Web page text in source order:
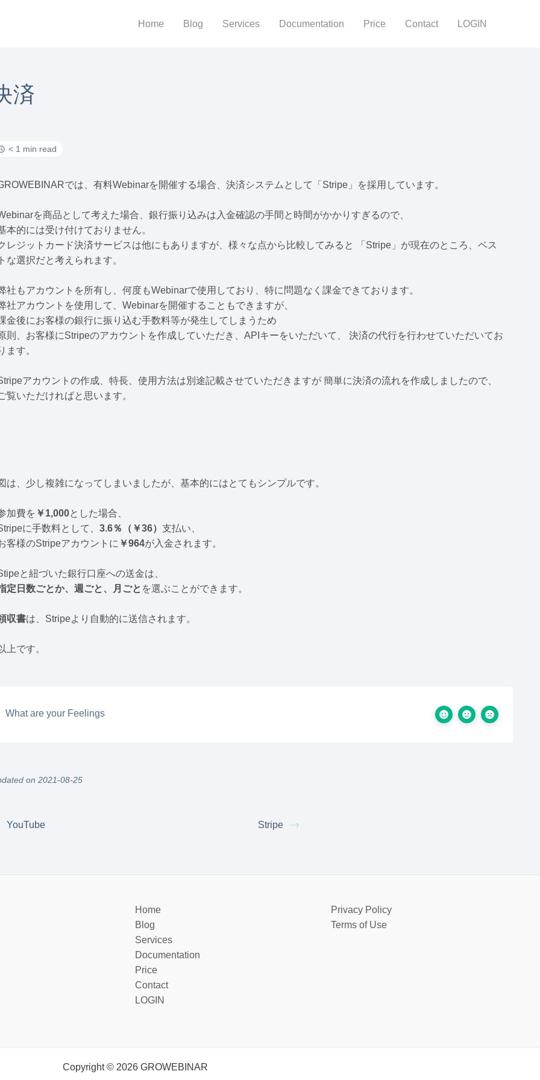
Home Blog Services Documentation Price Contact LOGIN
済
< 1 min read
では、有料Webinarを開催する場合、決済システムとして「Stripe」を採用しています。
を商品として考えた場合、銀行振り込みは入金確認の手間と時間がかかりすぎるので、
本的には受け付けておりません。
レジットカード決済サービスは他にもありますが、様々な点から比較してみると 「Stripe」が現在のところ、ベス
な選択だと考えられます。
社もアカウントを所有し、何度もWebinarで使用しており、特に問題なく課金できております。
社アカウントを使用して、Webinarを開催することもできますが、
金後にお客様の銀行に振り込む手数料等が発生してしまうため
則、お客様にStripeのアカウントを作成していただき、APIキーをいただいて、 決済の代行を行わせていただいてお
ます。
アカウントの作成、特長、使用方法は別途記載させていただきますが 簡単に決済の流れを作成しましたので、
覧いただければと思います。
は、少し複雑になってしまいましたが、基本的にはとてもシンプルです。
加費を ￥1,000とした場合、
に手数料として、3.6％（￥36）支払い、
客様のStripeアカウントに ￥964が入金されます。
と紐づいた銀行口座への送金は、
定日数ごとか、週ごと、月ごと を選ぶことができます。
収書は、Stripeより自動的に送信されます。
上です。
What are your Feelings
on 2021-08-25
YouTube Stripe
Home
Blog
Services
Documentation
Price
Contact
LOGIN
Privacy Policy
Terms of Use
Copyright © 2026 GROWEBINAR